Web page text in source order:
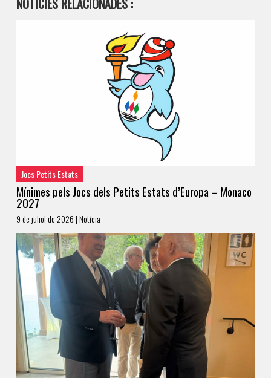
NOTÍCIES RELACIONADES :
Jocs Petits Estats
Mínimes pels Jocs dels Petits Estats d’Europa – Monaco
2027
9 de juliol de 2026 | Notícia